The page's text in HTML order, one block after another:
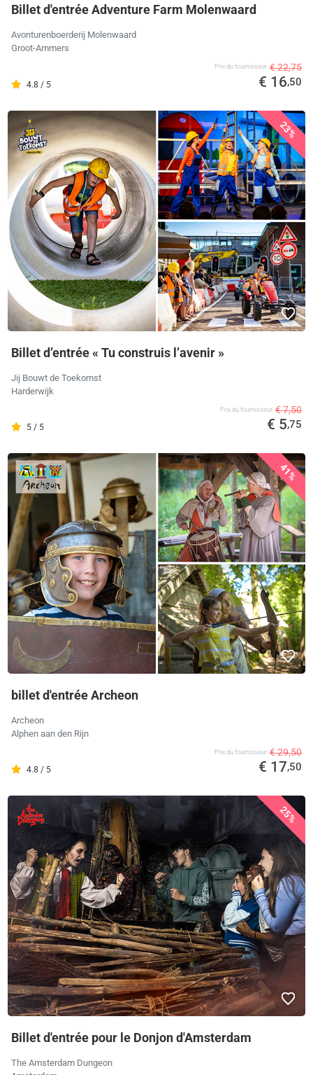
Billet d'entrée Adventure Farm Molenwaard
Avonturenboerderij Molenwaard
Groot-Ammers
4.8 / 5
Prix ​​du fournisseur € 22,75
€ 16,50
23%
Billet d’entrée « Tu construis l’avenir »
Jij Bouwt de Toekomst
Harderwijk
5 / 5
Prix ​​du fournisseur € 7,50
€ 5,75
41%
billet d'entrée Archeon
Archeon
Alphen aan den Rijn
4.8 / 5
Prix ​​du fournisseur € 29,50
€ 17,50
25%
Billet d'entrée pour le Donjon d'Amsterdam
The Amsterdam Dungeon